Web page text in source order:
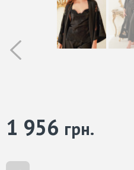
1 956 грн.